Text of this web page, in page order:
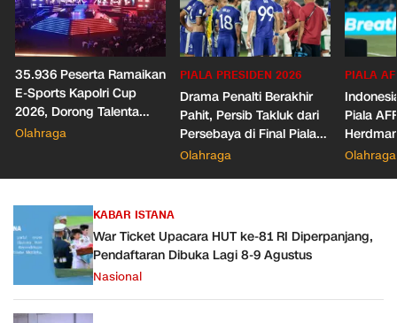
35.936 Peserta Ramaikan
E-Sports Kapolri Cup
2026, Dorong Talenta
Digital dan Keamanan
Olahraga
PIALA PRESIDEN 2026
Drama Penalti Berakhir
Pahit, Persib Takluk dari
Persebaya di Final Piala
Presiden 2026
Olahraga
PIALA
Piala
Wasit
Olahraga
KABAR ISTANA
War Ticket Upacara HUT ke-81 RI Diperpanjang,
Pendaftaran Dibuka Lagi 8-9 Agustus
Nasional